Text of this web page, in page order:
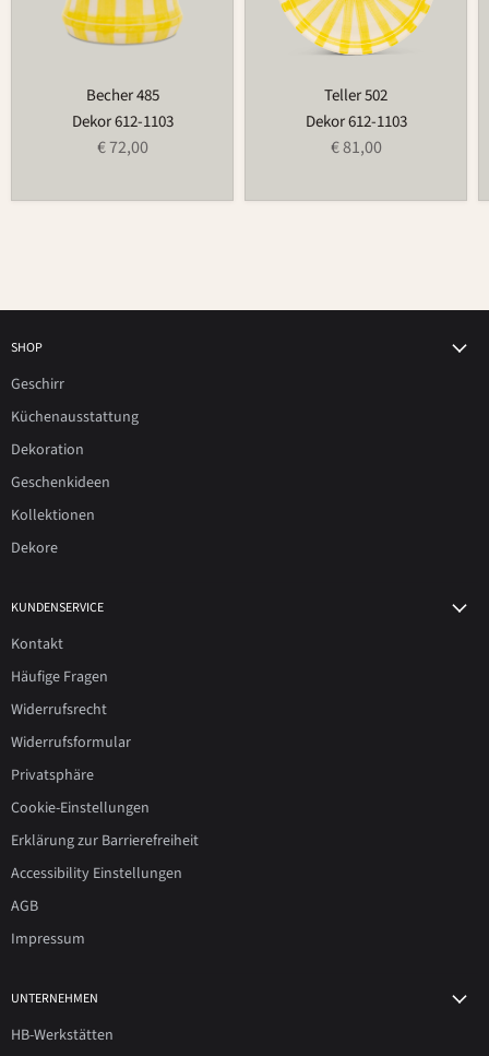
Becher 485
Dekor 612-1103
€ 72,00
Teller 502
Dekor 612-1103
€ 81,00
SHOP
Geschirr
Küchenausstattung
Dekoration
Geschenkideen
Kollektionen
Dekore
KUNDENSERVICE
Kontakt
Häufige Fragen
Widerrufsrecht
Widerrufsformular
Privatsphäre
Cookie-Einstellungen
Erklärung zur Barrierefreiheit
Accessibility Einstellungen
AGB
Impressum
UNTERNEHMEN
HB-Werkstätten